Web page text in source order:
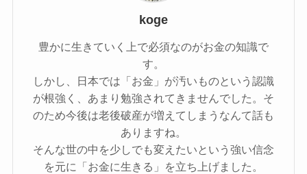
koge
豊かに生きていく上で必須なのがお金の知識で
す。
しかし、日本では「お金」が汚いものという認識
が根強く、あまり勉強されてきませんでした。そ
のため今後は老後破産が増えてしまうなんて話も
ありますね。
そんな世の中を少しでも変えたいという強い信念
を元に「お金に生きる」を立ち上げました。